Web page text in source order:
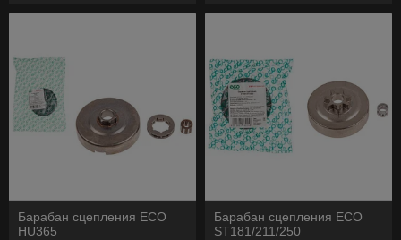
Барабан сцепления ECO
HU365
Барабан сцепления ECO
ST181/211/250